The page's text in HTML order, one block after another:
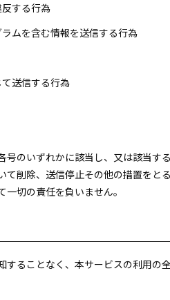
する行為
ムを含む情報を送信する行為
送信する行為
のいずれかに該当し、又は該当す
削除、送信停止その他の措置をと
切の責任を負いません。
ることなく、本サービスの利用の